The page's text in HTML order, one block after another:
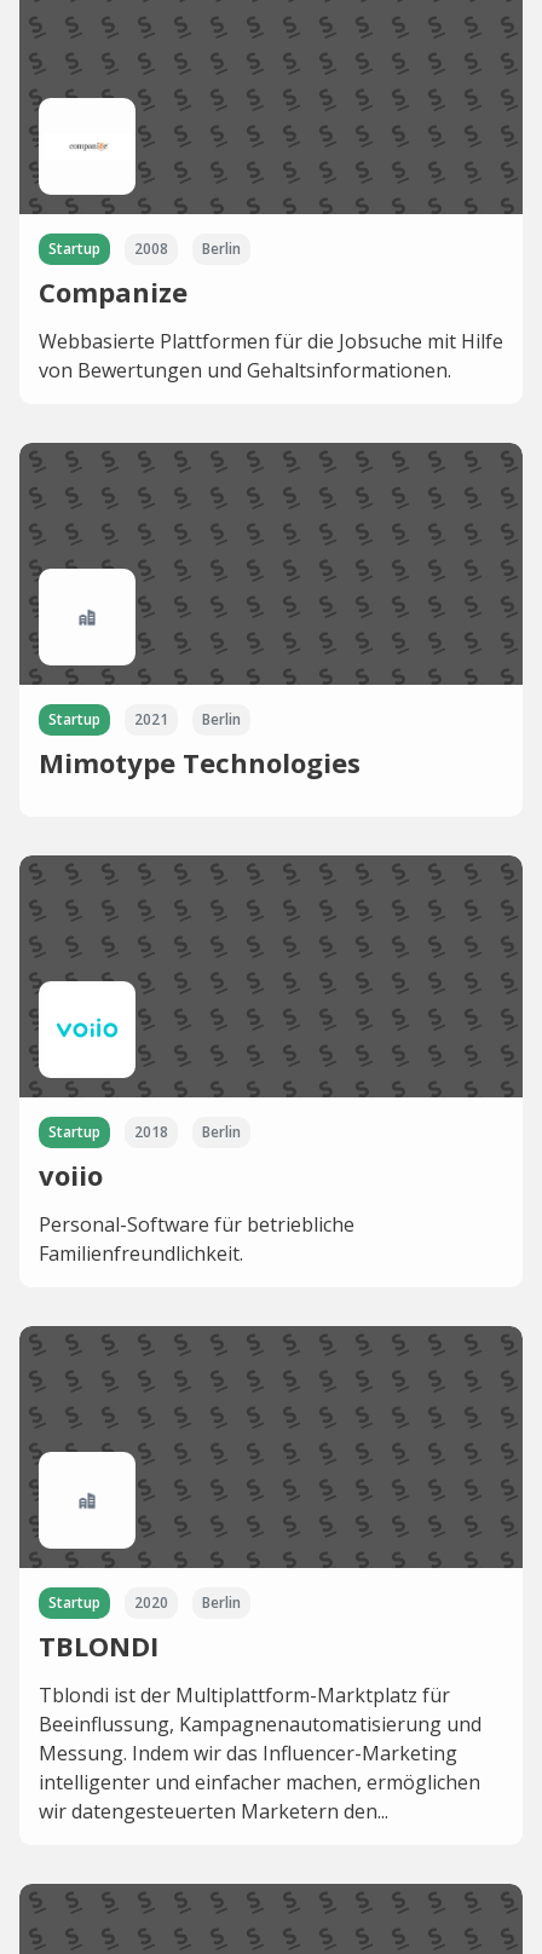
Startup 2008 Berlin
Companize
Webbasierte Plattformen für die Jobsuche mit Hilfe
von Bewertungen und Gehaltsinformationen.
Startup 2021 Berlin
Mimotype Technologies
Startup 2018 Berlin
voiio
Personal-Software für betriebliche
Familienfreundlichkeit.
Startup 2020 Berlin
TBLONDI
Tblondi ist der Multiplattform-Marktplatz für
Beeinflussung, Kampagnenautomatisierung und
Messung. Indem wir das Influencer-Marketing
intelligenter und einfacher machen, ermöglichen
wir datengesteuerten Marketern den...